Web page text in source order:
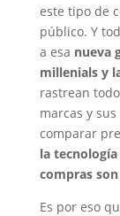
este tipo de
público. Y
a esa nueva
millenials y
rastrean
marcas y
comparar
la
compras
Es por eso